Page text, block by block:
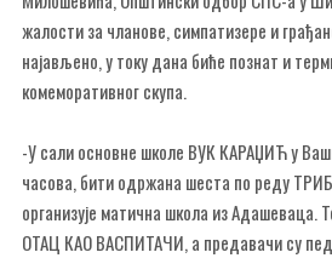
жалости за чланове, симпатизере и
најављено, у току дана биће познат и
комеморативног скупа.
-У сали основне школе ВУК КАРАЏИЋ у
часова, бити одржана шеста по реду
организује матична школа из Адашеваца.
ОТАЦ КАО ВАСПИТАЧИ, а предавачи су